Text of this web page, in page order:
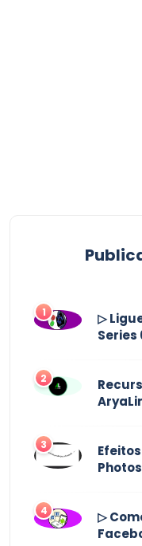
1
▷
Series
2
3
4
▷